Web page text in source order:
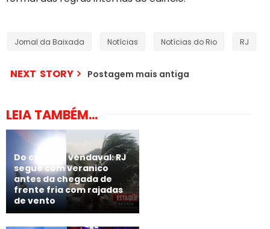
Jornal da Baixada Notícias Notícias do Rio RJ
NEXT STORY Postagem mais antiga
LEIA TAMBÉM...
Do calor ao vendaval: RJ
segue com veranico
antes da chegada de
frente fria com rajadas
de vento